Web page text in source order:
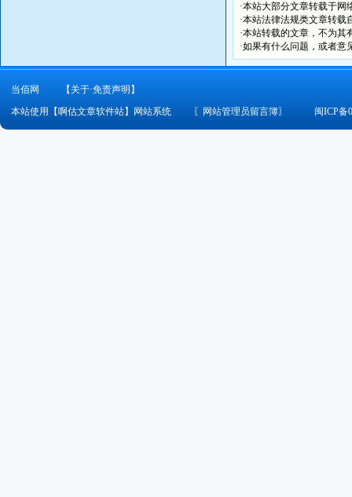
·本站大部分文章转载于
·本站法律法规类文章转
·本站转载的文章，不为
·如果有什么问题，或者意
当佰网
【关于·免责声明】
本站使用【啊估文章软件站】网站系统
〖 网站管理员留言簿〗 闽ICP备